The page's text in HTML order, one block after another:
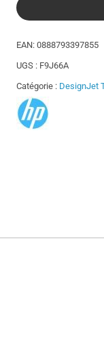
EAN:0888793397855
UGS : F9J66A
Catégorie : DesignJet